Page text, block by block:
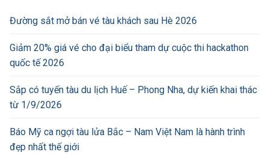
Đường sắt mở bán vé tàu khách sau Hè 2026
Giảm 20% giá vé cho đại biểu tham dự cuộc thi hackathon
quốc tế 2026
Sắp có tuyến tàu du lịch Huế – Phong Nha, dự kiến khai thác
từ 1/9/2026
Báo Mỹ ca ngợi tàu lửa Bắc – Nam Việt Nam là hành trình
đẹp nhất thế giới